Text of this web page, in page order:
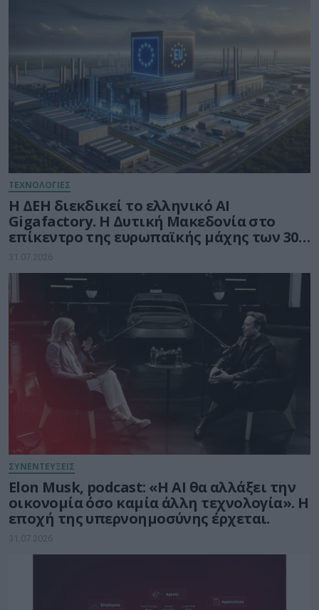
ΤΕΧΝΟΛΟΓΙΕΣ
Η ΔΕΗ διεκδικεί το ελληνικό AI
Gigafactory. Η Δυτική Μακεδονία στο
επίκεντρο της ευρωπαϊκής μάχης των 30
δισ. ευρώ για την Τεχνητή Νοημοσύνη
31.07.2026
ΣΥΝΕΝΤΕΥΞΕΙΣ
Elon Musk, podcast: «Η AI θα αλλάξει την
οικονομία όσο καμία άλλη τεχνολογία». Η
εποχή της υπερνοημοσύνης έρχεται.
31.07.2026